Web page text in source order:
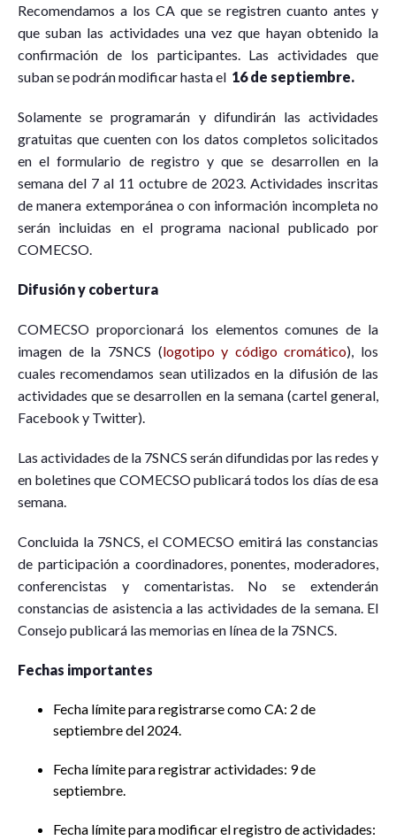
Recomendamos a los CA que se registren cuanto antes y
que suban las actividades una vez que hayan obtenido la
confirmación de los participantes. Las actividades que
suban se podrán modificar hasta el 16 de septiembre.
Solamente se programarán y difundirán las actividades
gratuitas que cuenten con los datos completos solicitados
en el formulario de registro y que se desarrollen en la
semana del 7 al 11 octubre de 2023. Actividades inscritas
de manera extemporánea o con información incompleta no
serán incluidas en el programa nacional publicado por
COMECSO.
Difusión y cobertura
COMECSO proporcionará los elementos comunes de la
imagen de la 7SNCS (logotipo y código cromático), los
cuales recomendamos sean utilizados en la difusión de las
actividades que se desarrollen en la semana (cartel general,
Facebook y Twitter).
Las actividades de la 7SNCS serán difundidas por las redes y
en boletines que COMECSO publicará todos los días de esa
semana.
Concluida la 7SNCS, el COMECSO emitirá las constancias
de participación a coordinadores, ponentes, moderadores,
conferencistas y comentaristas. No se extenderán
constancias de asistencia a las actividades de la semana. El
Consejo publicará las memorias en línea de la 7SNCS.
Fechas importantes
Fecha límite para registrarse como CA: 2 de
septiembre del 2024.
Fecha límite para registrar actividades: 9 de
septiembre.
Fecha límite para modificar el registro de actividades: